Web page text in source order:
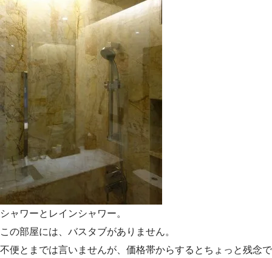
シャワーとレインシャワー。
この部屋には、バスタブがありません。
不便とまでは言いませんが、価格帯からするとちょっと残念で